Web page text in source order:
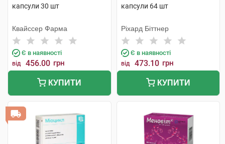
капсули 30 шт
Квайссер Фарма
Є в наявності
від 456.00 грн
КУПИТИ
капсули 64 шт
Ріхард Біттнер
Є в наявності
від 473.10 грн
КУПИТИ